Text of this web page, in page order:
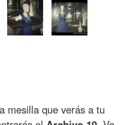
mesilla que verás a tu